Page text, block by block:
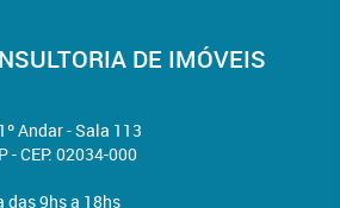
DE IMÓVEIS
Andar - Sala 113
- CEP: 02034-000
das 9hs a 18hs